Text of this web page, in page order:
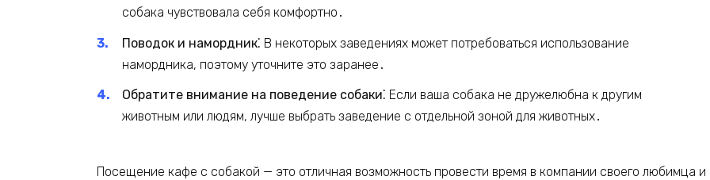
собака чувствовала себя комфортно․
Поводок и намордник⁚ В некоторых заведениях может потребоваться использование
намордника, поэтому уточните это заранее․
Обратите внимание на поведение собаки⁚ Если ваша собака не дружелюбна к другим
животным или людям, лучше выбрать заведение с отдельной зоной для животных․
Посещение кафе с собакой — это отличная возможность провести время в компании своего любимца